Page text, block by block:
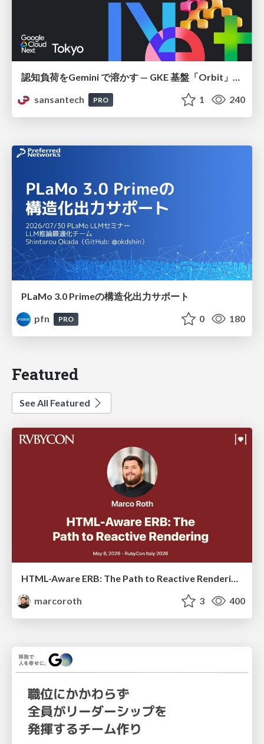
sansantech
PRO 1 240
PLaMo 3.0 Primeの構造化出力サポート
pfn
PRO 0 180
Featured
See All Featured
HTML-Aware ERB: The Path to Reactive Rendering @ RubyCon 2026, Rimini, Italy
marcoroth
3 400